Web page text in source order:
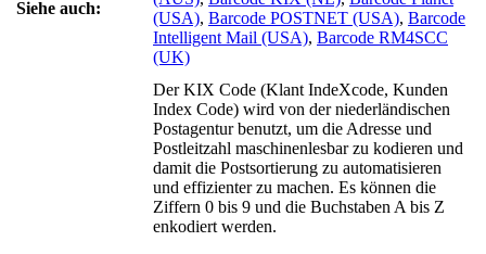
Siehe auch:
(USA), Barcode POSTNET (USA), Barcode
Intelligent Mail (USA), Barcode RM4SCC
(UK)
Der KIX Code (Klant IndeXcode, Kunden
Index Code) wird von der niederländischen
Postagentur benutzt, um die Adresse und
Postleitzahl maschinenlesbar zu kodieren und
damit die Postsortierung zu automatisieren
und effizienter zu machen. Es können die
Ziffern 0 bis 9 und die Buchstaben A bis Z
enkodiert werden.